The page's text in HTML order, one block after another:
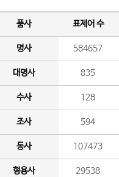
품사 표제어 수
명사 584657
대명사 835
수사 128
조사 594
동사 107473
형용사 29538